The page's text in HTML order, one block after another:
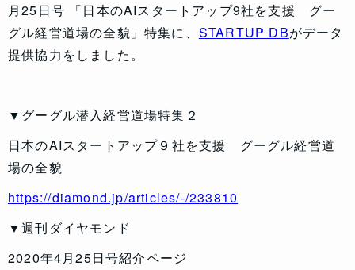
月25日号 「日本のAIスタートアップ9社を支援 グー
グル経営道場の全貌」特集に、 STARTUP DBがデータ
提供協力をしました。
▼ グーグル潜入経営道場特集２
日本のAIスタートアップ９社を支援 グーグル経営道
場の全貌
https://diamond.jp/articles/-/233810
▼週刊ダイヤモンド
2020年4月25日号紹介ページ